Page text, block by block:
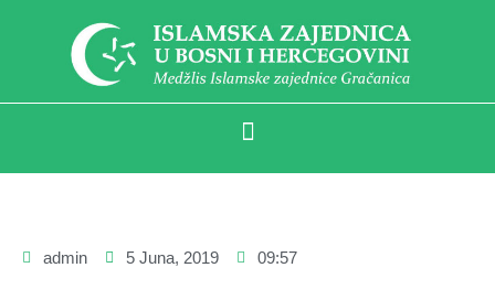
admin 5 Juna, 2019 09:57